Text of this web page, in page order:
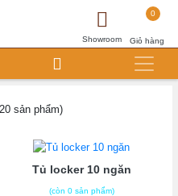
0
Giỏ hàng
Showroom
sản phẩm)
Tủ locker 10 ngăn
(còn 0 sản phẩm)